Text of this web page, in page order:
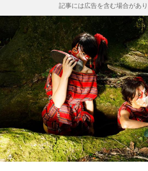
ト情報
アーティスト
カマー
ション
ト
クト
記事には広告を含む場合があ